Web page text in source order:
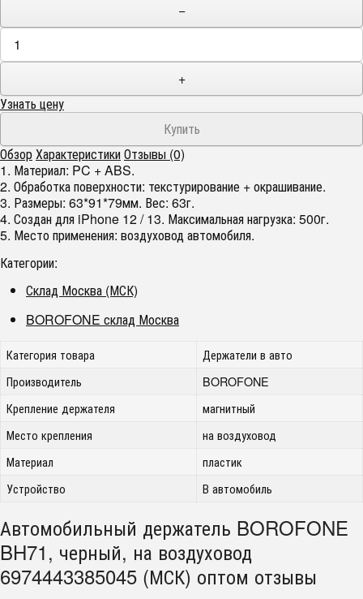
−
+
Узнать цену
ОбзорХарактеристикиОтзывы (0)
1. Материал: PC + ABS.
2. Обработка поверхности: текстурирование + окрашивание.
3. Размеры: 63*91*79мм. Вес: 63г.
4. Создан для iPhone 12 / 13. Максимальная нагрузка: 500г.
5. Место применения: воздуховод автомобиля.
Категории:
Склад Москва (МСК)
BOROFONE склад Москва
Категория товара
Держатели в авто
Производитель
BOROFONE
Крепление держателя
магнитный
Место крепления
на воздуховод
Материал
пластик
Устройство
В автомобиль
Автомобильный держатель BOROFONE
BH71, черный, на воздуховод
6974443385045 (МСК) оптом отзывы